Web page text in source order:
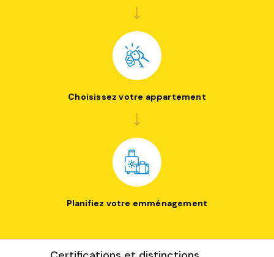
Choisissez votre appartement
Planifiez votre emménagement